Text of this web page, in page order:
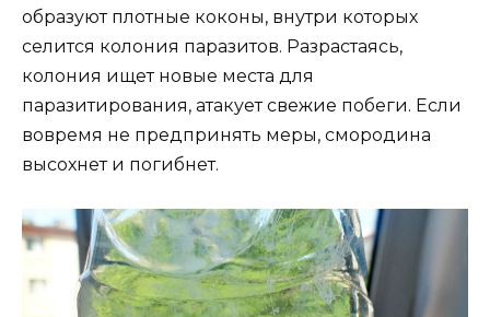
образуют плотные коконы, внутри которых
селится колония паразитов. Разрастаясь,
колония ищет новые места для
паразитирования, атакует свежие побеги. Если
вовремя не предпринять меры, смородина
высохнет и погибнет.